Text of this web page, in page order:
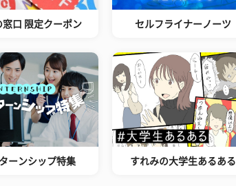
窓口 限定クーポン セルフライナーノーツ
ーンシップ特集 すれみの大学生あるある